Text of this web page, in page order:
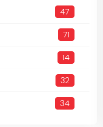
47
71
14
32
34